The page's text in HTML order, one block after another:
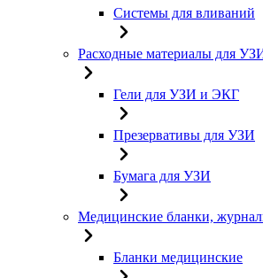
Системы для вливаний
Расходные материалы для
Гели для УЗИ и ЭКГ
Презервативы для УЗИ
Бумага для УЗИ
Медицинские бланки,
Бланки медицинские